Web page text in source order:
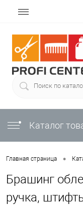
Каталог
Главная страница •
Брашинг
ручка,